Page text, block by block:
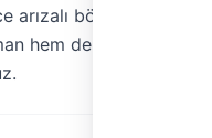
bölgeye
hem de